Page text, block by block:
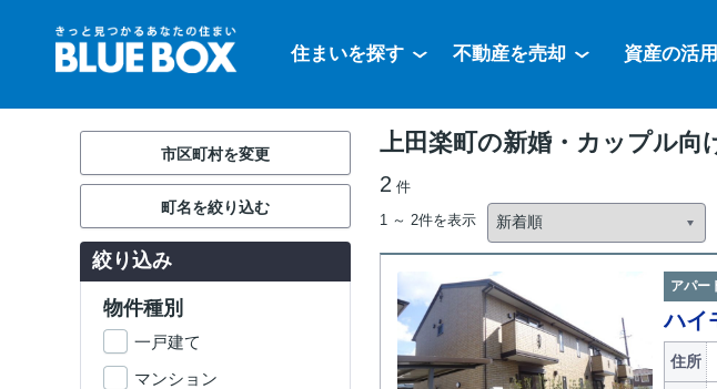
住まいを探す 不動産を売却 資産の活用
上田楽町の新婚・カップル向
2 件
1 ～ 2件を表示
アパー
ハ
住所
市区町村を変更
町名を絞り込む
絞り込み
物件種別
一戸建て
マンション